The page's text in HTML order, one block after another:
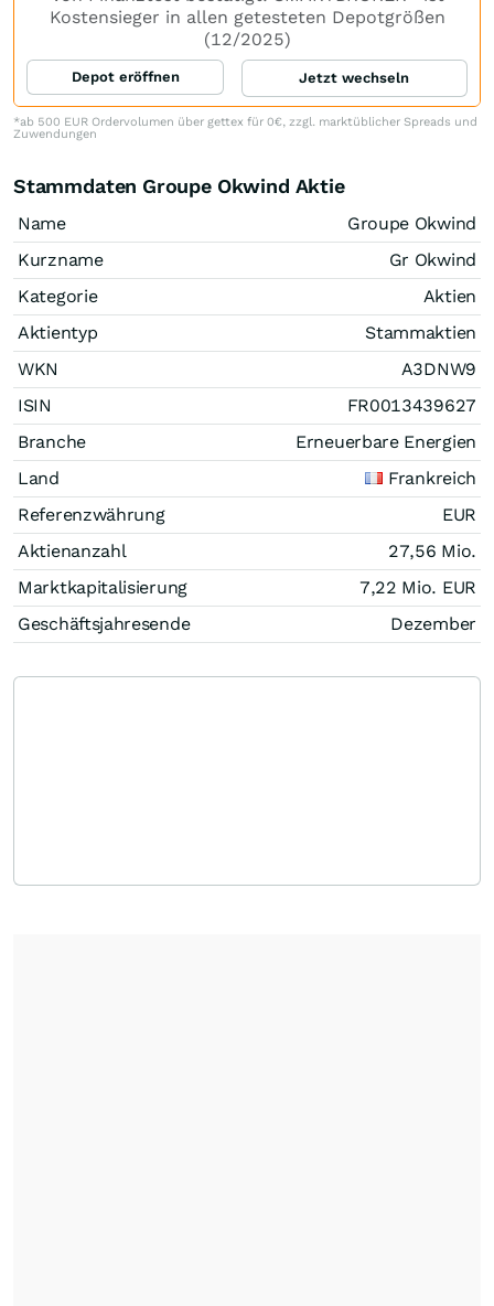
Kostensieger in allen getesteten Depotgrößen
(12/2025)
Depot eröffnen Jetzt wechseln
*ab 500 EUR Ordervolumen über gettex für 0€, zzgl. marktüblicher Spreads und
Zuwendungen
Stammdaten Groupe Okwind Aktie
Name
Groupe Okwind
Kurzname
Gr Okwind
Kategorie
Aktien
Aktientyp
Stammaktien
WKN
A3DNW9
ISIN
FR0013439627
Branche
Erneuerbare Energien
Land
Frankreich
Referenzwährung
EUR
Aktienanzahl
27,56 Mio.
Marktkapitalisierung
7,22 Mio. EUR
Geschäftsjahresende
Dezember